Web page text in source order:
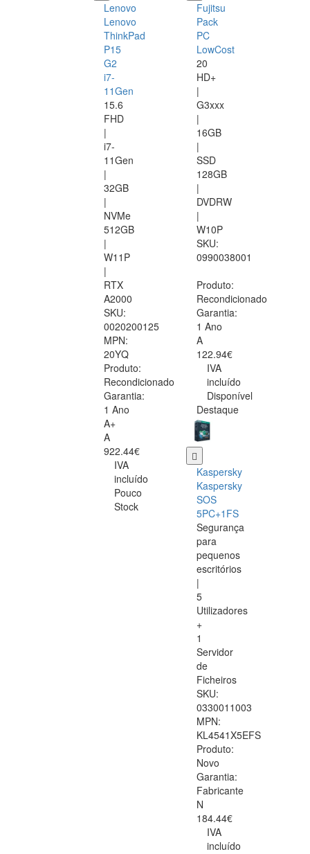
Lenovo
Lenovo
ThinkPad
P15
G2
i7-
11Gen
15.6
FHD
|
i7-
11Gen
|
32GB
|
NVMe
512GB
|
W11P
|
RTX
A2000
SKU:
0020200125
MPN:
20YQ
Produto:
Recondicionado
Garantia:
1 Ano
A+
A
922.44€
IVA
incluído
Pouco
Stock
Fujitsu
Pack
PC
LowCost
20
HD+
|
G3xxx
|
16GB
|
SSD
128GB
|
DVDRW
|
W10P
SKU:
0990038001
Produto:
Recondicionado
Garantia:
1 Ano
A
122.94€
IVA
incluído
Disponível
Destaque
Kaspersky
Kaspersky
SOS
5PC+1FS
Segurança
para
pequenos
escritórios
|
5
Utilizadores
+
1
Servidor
de
Ficheiros
SKU:
0330011003
MPN:
KL4541X5EFS
Produto:
Novo
Garantia:
Fabricante
N
184.44€
IVA
incluído